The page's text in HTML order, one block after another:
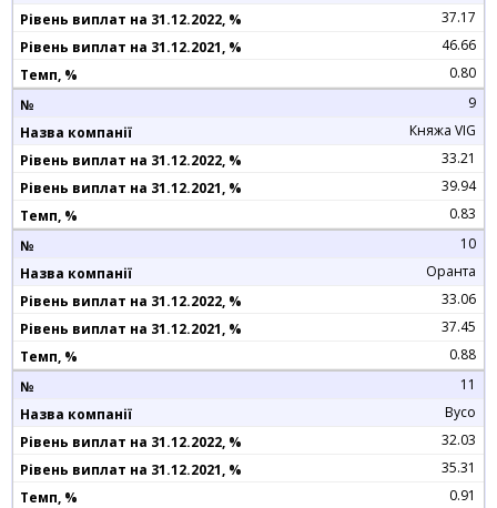
37.17
46.66
0.80
9
Княжа VIG
33.21
39.94
0.83
10
Оранта
33.06
37.45
0.88
11
Вусо
32.03
35.31
0.91